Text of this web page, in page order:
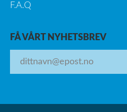
F.A.Q
FÅ VÅRT NYHETSBREV